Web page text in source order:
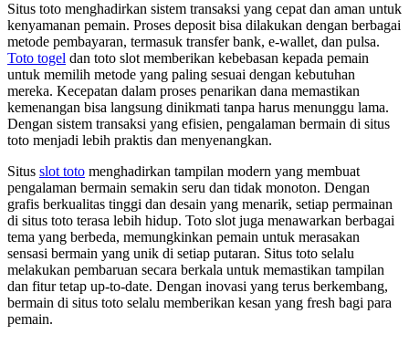
Situs toto menghadirkan sistem transaksi yang cepat dan aman untuk
kenyamanan pemain. Proses deposit bisa dilakukan dengan berbagai
metode pembayaran, termasuk transfer bank, e-wallet, dan pulsa.
Toto togel dan toto slot memberikan kebebasan kepada pemain
untuk memilih metode yang paling sesuai dengan kebutuhan
mereka. Kecepatan dalam proses penarikan dana memastikan
kemenangan bisa langsung dinikmati tanpa harus menunggu lama.
Dengan sistem transaksi yang efisien, pengalaman bermain di situs
toto menjadi lebih praktis dan menyenangkan.
Situs slot toto menghadirkan tampilan modern yang membuat
pengalaman bermain semakin seru dan tidak monoton. Dengan
grafis berkualitas tinggi dan desain yang menarik, setiap permainan
di situs toto terasa lebih hidup. Toto slot juga menawarkan berbagai
tema yang berbeda, memungkinkan pemain untuk merasakan
sensasi bermain yang unik di setiap putaran. Situs toto selalu
melakukan pembaruan secara berkala untuk memastikan tampilan
dan fitur tetap up-to-date. Dengan inovasi yang terus berkembang,
bermain di situs toto selalu memberikan kesan yang fresh bagi para
pemain.